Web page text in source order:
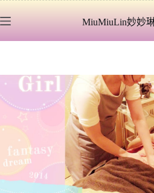
至
MiuMiuLin妙妙